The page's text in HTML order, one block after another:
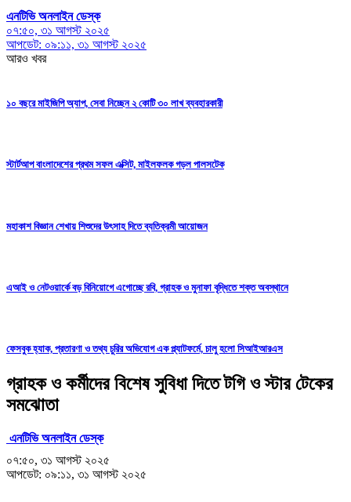
এনটিভি অনলাইন ডেস্ক
০৭:৫০, ৩১ আগস্ট ২০২৫
আপডেট: ০৯:১১, ৩১ আগস্ট ২০২৫
আরও খবর
১০ বছরে মাইজিপি অ্যাপ, সেবা নিচ্ছেন ২ কোটি ৩০ লাখ ব্যবহারকারী
স্টার্টআপ বাংলাদেশের প্রথম সফল এক্সিট, মাইলফলক গড়ল পালসটেক
মহাকাশ বিজ্ঞান শেখায় শিশুদের উৎসাহ দিতে ব্যতিক্রমী আয়োজন
এআই ও নেটওয়ার্কে বড় বিনিয়োগে এগোচ্ছে রবি, গ্রাহক ও মুনাফা বৃদ্ধিতে শক্ত অবস্থানে
ফেসবুক হ্যাক, প্রতারণা ও তথ্য চুরির অভিযোগ এক প্ল্যাটফর্মে, চালু হলো সিআইআরএস
গ্রাহক ও কর্মীদের বিশেষ সুবিধা দিতে টগি ও স্টার টেকের
সমঝোতা
এনটিভি অনলাইন ডেস্ক
০৭:৫০, ৩১ আগস্ট ২০২৫
আপডেট: ০৯:১১, ৩১ আগস্ট ২০২৫